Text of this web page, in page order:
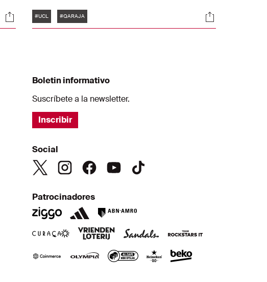
Socialespara el encuentro.
Etiquetas
#UCL #QARAJA Sociales
Boletin informativo
Suscríbete a la newsletter.
Inscribir
Social
Patrocinadores